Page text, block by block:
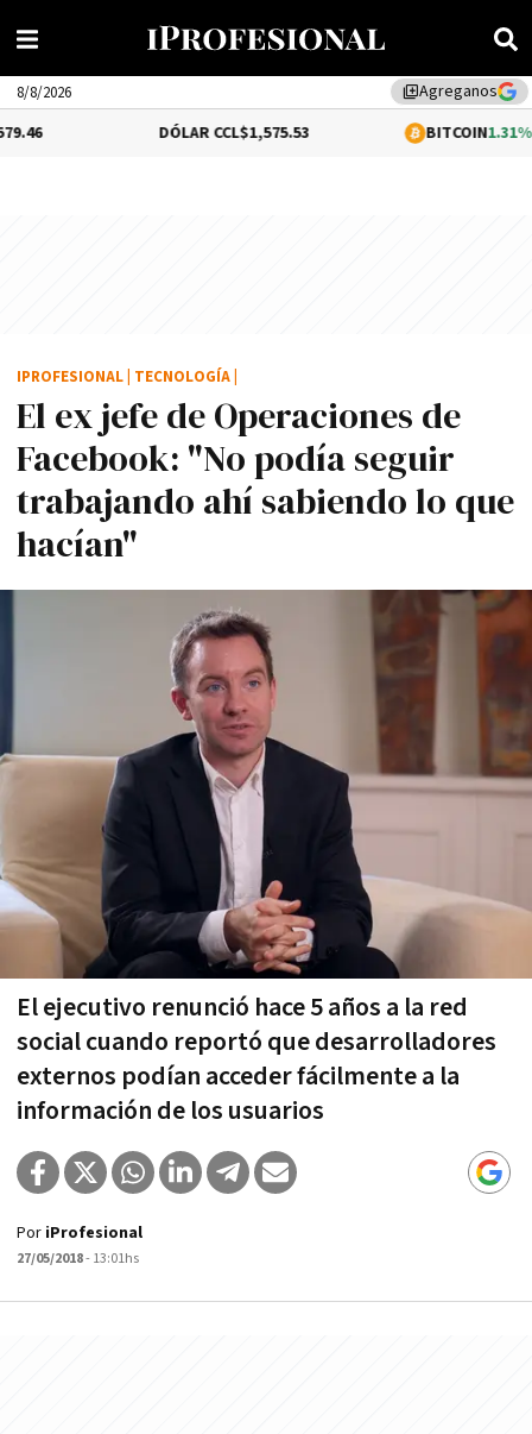
library_addAgreganos
8/8/2026
$1,575.53 BITCOIN1.31%$65,123.35
El ex jefe de Operaciones de
Facebook: "No podí­a seguir
trabajando ahí­ sabiendo lo que
hací­an"
El ejecutivo renunció hace 5 años a la red
social cuando reportó que desarrolladores
externos podían acceder fácilmente a la
información de los usuarios
IPROFESIONAL TECNOLOGÍA
Por iProfesional
27/05/2018- 13:01hs